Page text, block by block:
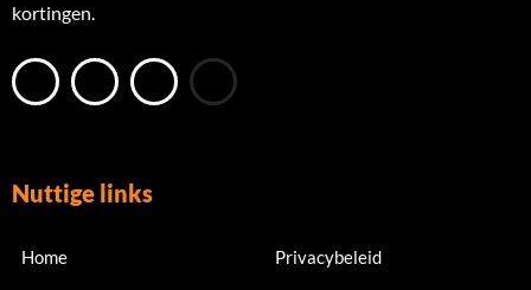
kortingen.
Nuttige links
Home Privacybeleid